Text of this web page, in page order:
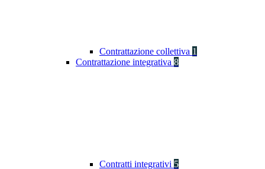
Contrattazione collettiva 1
Contrattazione integrativa 8
Contratti integrativi 5